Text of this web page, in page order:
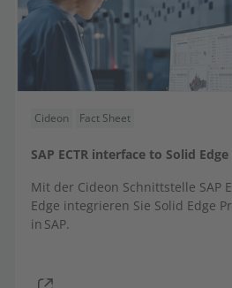
Cideon Fact Sheet
SAP ECTR interface to Solid Edge
Mit der Cideon Schnittstelle SAP
Edge integrieren Sie Solid Edge
in SAP.